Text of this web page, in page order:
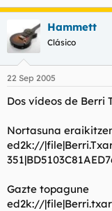
Hammett
Clásico
22 Sep 2005
Dos vídeos de Berri
Nortasuna
ed2k://
Gazte topagune
ed2k://